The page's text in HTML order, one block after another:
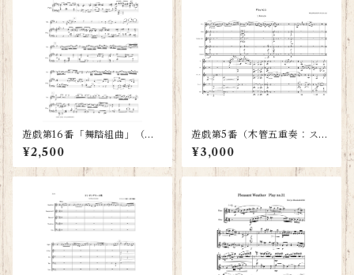
遊戯第16番「舞踏組曲」（ヴ
ァイオリンとピアノ：スコア
とパート譜）
¥2,500
遊戯第5番（木管五重奏：スコ
アとパート譜5部）
¥3,000